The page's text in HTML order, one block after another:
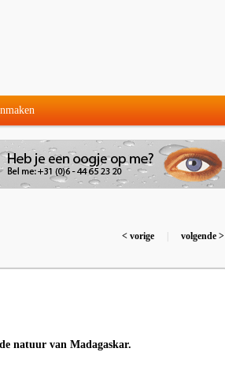
< vorige volgende >
natuur van Madagaskar.